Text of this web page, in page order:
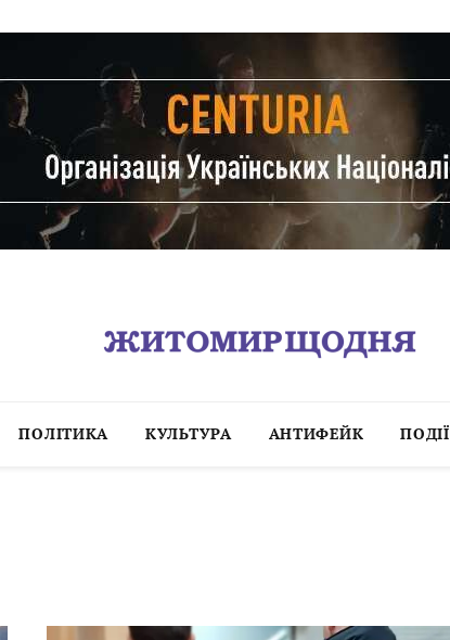
ПОЛІТИКА КУЛЬТУРА АНТИФЕЙК ПОДІЇ